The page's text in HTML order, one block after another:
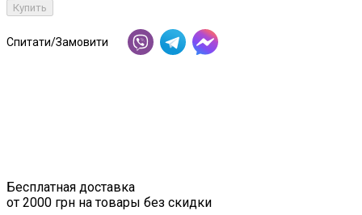
Купить
Спитати/Замовити
Бесплатная доставка
от 2000 грн на товары без скидки